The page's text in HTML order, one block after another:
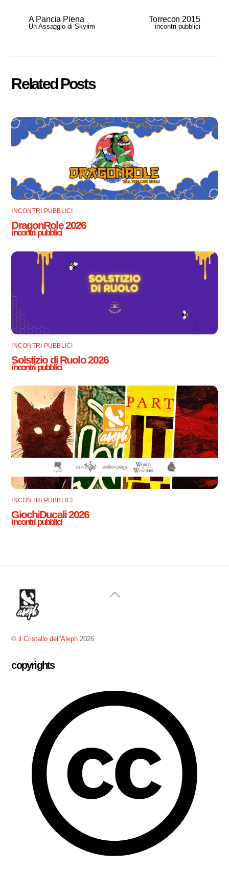
A Pancia Piena
Un Assaggio di Skyrim
Torrecon 2015
incontri pubblici
Related Posts
INCONTRI PUBBLICI
DragonRole 2026
incontri pubblici
INCONTRI PUBBLICI
Solstizio di Ruolo 2026
incontri pubblici
INCONTRI PUBBLICI
GiochiDucali 2026
incontri pubblici
Back
©il Cristallo dell'Aleph 2026
copyrights